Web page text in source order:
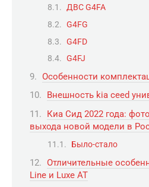
ДВС G4FA
G4FG
G4FD
G4FJ
Особенности
Внешность kia ceed
Киа Сид 2022 года:
выхода новой модели в
Было-стало
Отличительные
Line и Luxe AT